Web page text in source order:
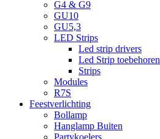
G4 & G9
GU10
GU5,3
LED Strips
Led strip drivers
Led Strip toebehoren
Strips
Modules
R7S
Feestverlichting
Bollamp
Hanglamp Buiten
Partykoelers